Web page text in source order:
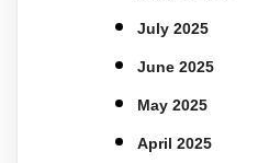
July 2025
June 2025
May 2025
April 2025